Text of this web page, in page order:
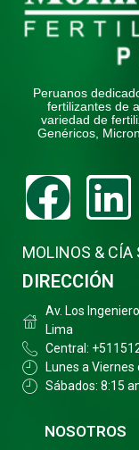
Peruanos
fertilizantes de
variedad de
Genéricos,
MOLINOS &
DIRECCIÓN
Av. Los
Lima
Central:
Lunes a
Sábados: 8:15
NOSOTROS